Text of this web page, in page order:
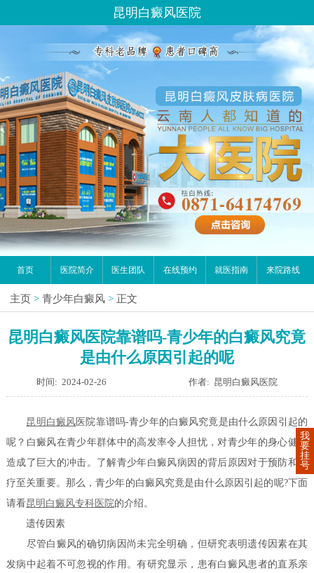
昆明白癜风医院
首页 医院简介 医生团队 在线预约 就医指南 来院路线
主页 > 青少年白癜风 > 正文
昆明白癜风医院靠谱吗-青少年的白癜风究竟
是由什么原因引起的呢
时间: 2024-02-26 作者: 昆明白癜风医院
昆明 白癜风 医院靠谱吗-青少年的白癜风究竟是由什么原因引起的
呢？白癜风在青少年群体中的高发率令人担忧，对青少年的身心健康
造成了巨大的冲击。了解青少年白癜风病因的背后原因对于预防和治
疗至关重要。那么，青少年的白癜风究竟是由什么原因引起的呢?下面
请看昆明白癜风专科医院的介绍。
遗传因素
尽管白癜风的确切病因尚未完全明确，但研究表明遗传因素在其
发病中起着不可忽视的作用。有研究显示，患有白癜风患者的直系亲
我
要
挂
号